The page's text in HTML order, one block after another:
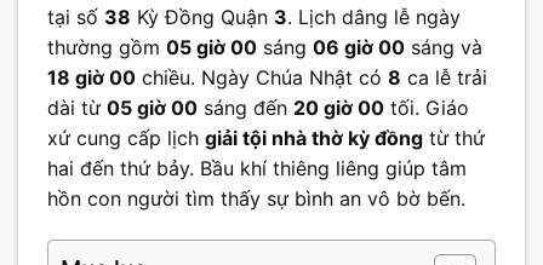
tại số 38 Kỳ Đồng Quận 3. Lịch dâng lễ ngày
thường gồm 05 giờ 00 sáng 06 giờ 00 sáng và
18 giờ 00 chiều. Ngày Chúa Nhật có 8 ca lễ trải
dài từ 05 giờ 00 sáng đến 20 giờ 00 tối. Giáo
xứ cung cấp lịch giải tội nhà thờ kỳ đồng từ thứ
hai đến thứ bảy. Bầu khí thiêng liêng giúp tâm
hồn con người tìm thấy sự bình an vô bờ bến.